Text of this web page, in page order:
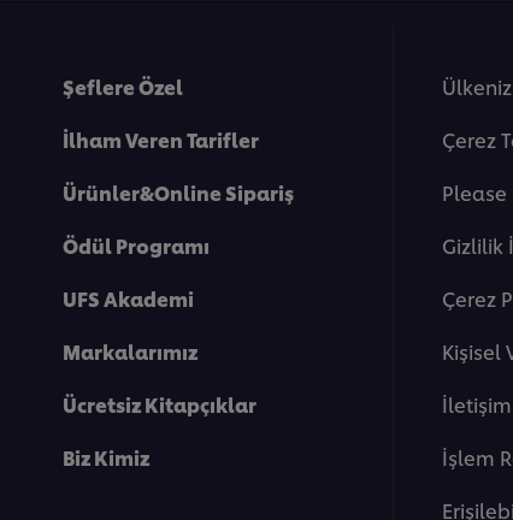
Şeflere Özel
İlham Veren Tarifler
Ürünler&Online Sipariş
Ödül Programı
UFS Akademi
Markalarımız
Ücretsiz Kitapçıklar
Biz Kimiz
Çerez
Please
Gi̇zli̇li̇k
Çerez
Kişisel
İletişim
İşlem